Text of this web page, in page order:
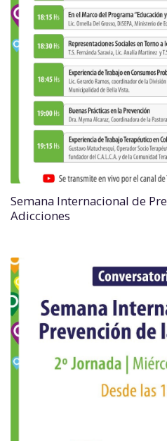
Semana Internacional de
Adicciones